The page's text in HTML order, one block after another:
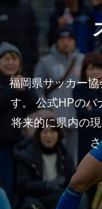
福岡県サッカー
す。 公式HPのバ
将来的に県内の